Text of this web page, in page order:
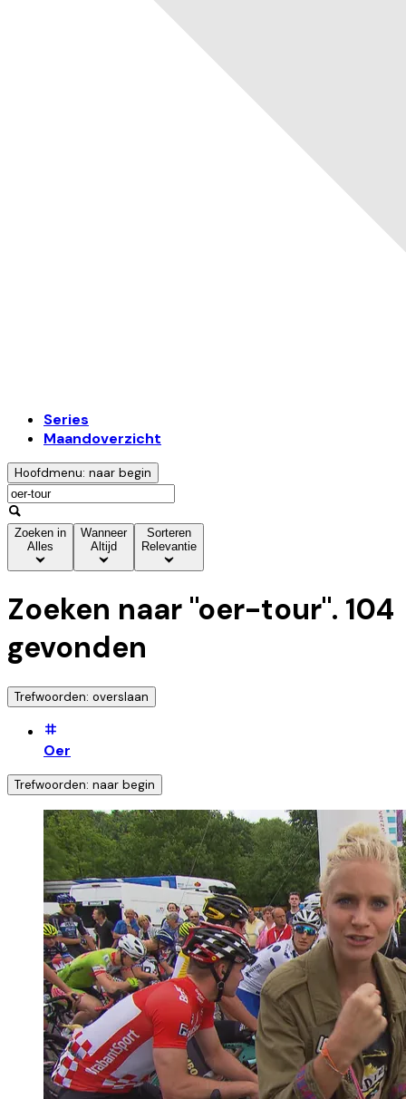
Series
Maandoverzicht
Hoofdmenu: naar begin
Zoeken in
Alles
Wanneer
Altijd
Sorteren
Relevantie
Zoeken naar "oer-tour". 104
gevonden
Trefwoorden: overslaan
Oer
Trefwoorden: naar begin